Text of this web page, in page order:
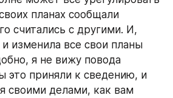
планах сообщали
считались с другими. И,
изменила все свои планы
я не вижу повода
это приняли к сведению, и
своими делами, как вам